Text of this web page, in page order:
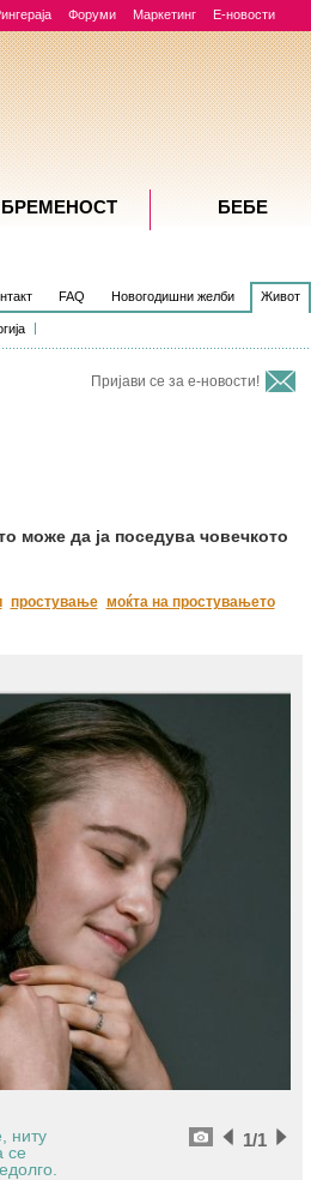
Форуми Маркетинг Е-новости
FAQ Новогодишни желби Живот
Пријави се за е-новости!
може да ја поседува човечкото
простување моќта на простувањето
ниту
се
/1
1
БРЕМЕНОСТ БЕБЕ